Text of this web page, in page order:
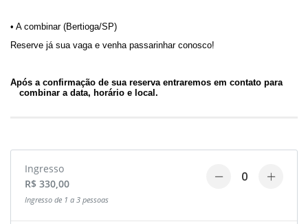
• A combinar (Bertioga/SP)
Reserve já sua vaga e venha passarinhar conosco!
Após a confirmação de sua reserva entraremos em contato para
combinar a data, horário e local.
Ingresso
R$ 330,00
Ingresso de 1 a 3 pessoas